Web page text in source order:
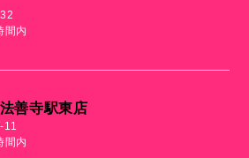
間内
善寺駅東店
11
間内